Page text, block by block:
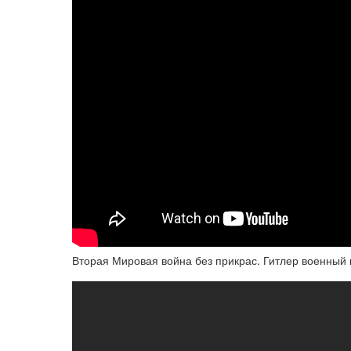
Вторая Мировая война без прикрас. Гитлер военный